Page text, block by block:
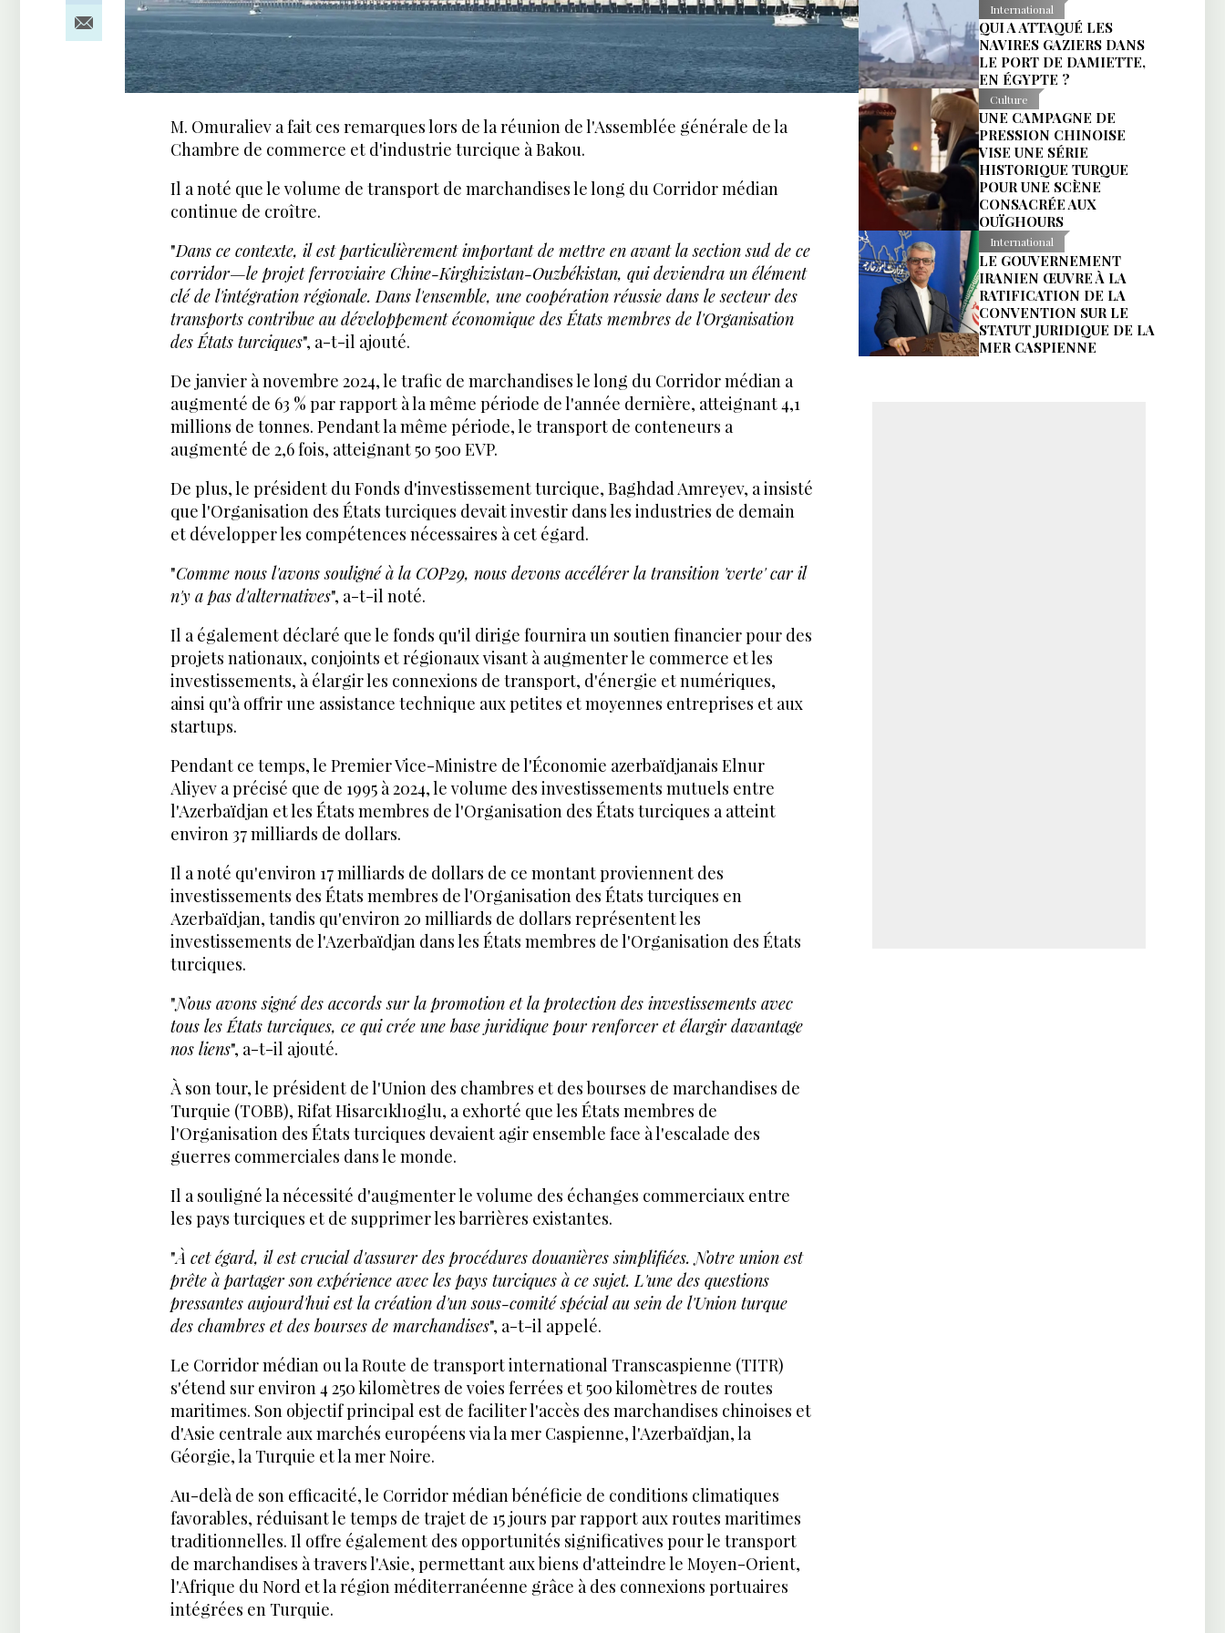
M. Omuraliev a fait ces remarques lors de la réunion de l'Assemblée générale de la
Chambre de commerce et d'industrie turcique à Bakou.
Il a noté que le volume de transport de marchandises le long du Corridor médian
continue de croître.
"Dans ce contexte, il est particulièrement important de mettre en avant la section sud de ce
corridor—le projet ferroviaire Chine-Kirghizistan-Ouzbékistan, qui deviendra un élément
clé de l'intégration régionale. Dans l'ensemble, une coopération réussie dans le secteur des
transports contribue au développement économique des États membres de l'Organisation
des États turciques", a-t-il ajouté.
De janvier à novembre 2024, le trafic de marchandises le long du Corridor médian a
augmenté de 63 % par rapport à la même période de l'année dernière, atteignant 4,1
millions de tonnes. Pendant la même période, le transport de conteneurs a
augmenté de 2,6 fois, atteignant 50 500 EVP.
De plus, le président du Fonds d'investissement turcique, Baghdad Amreyev, a insisté
que l'Organisation des États turciques devait investir dans les industries de demain
et développer les compétences nécessaires à cet égard.
"Comme nous l'avons souligné à la COP29, nous devons accélérer la transition 'verte' car il
n'y a pas d'alternatives", a-t-il noté.
Il a également déclaré que le fonds qu'il dirige fournira un soutien financier pour des
projets nationaux, conjoints et régionaux visant à augmenter le commerce et les
investissements, à élargir les connexions de transport, d'énergie et numériques,
ainsi qu'à offrir une assistance technique aux petites et moyennes entreprises et aux
startups.
Pendant ce temps, le Premier Vice-Ministre de l'Économie azerbaïdjanais Elnur
Aliyev a précisé que de 1995 à 2024, le volume des investissements mutuels entre
l'Azerbaïdjan et les États membres de l'Organisation des États turciques a atteint
environ 37 milliards de dollars.
Il a noté qu'environ 17 milliards de dollars de ce montant proviennent des
investissements des États membres de l'Organisation des États turciques en
Azerbaïdjan, tandis qu'environ 20 milliards de dollars représentent les
investissements de l'Azerbaïdjan dans les États membres de l'Organisation des États
turciques.
"Nous avons signé des accords sur la promotion et la protection des investissements avec
tous les États turciques, ce qui crée une base juridique pour renforcer et élargir davantage
nos liens", a-t-il ajouté.
À son tour, le président de l'Union des chambres et des bourses de marchandises de
Turquie (TOBB), Rifat Hisarcıklıoglu, a exhorté que les États membres de
l'Organisation des États turciques devaient agir ensemble face à l'escalade des
guerres commerciales dans le monde.
Il a souligné la nécessité d'augmenter le volume des échanges commerciaux entre
les pays turciques et de supprimer les barrières existantes.
"À cet égard, il est crucial d'assurer des procédures douanières simplifiées. Notre union est
prête à partager son expérience avec les pays turciques à ce sujet. L'une des questions
pressantes aujourd'hui est la création d'un sous-comité spécial au sein de l'Union turque
des chambres et des bourses de marchandises", a-t-il appelé.
Le Corridor médian ou la Route de transport international Transcaspienne (TITR)
s'étend sur environ 4 250 kilomètres de voies ferrées et 500 kilomètres de routes
maritimes. Son objectif principal est de faciliter l'accès des marchandises chinoises et
d'Asie centrale aux marchés européens via la mer Caspienne, l'Azerbaïdjan, la
Géorgie, la Turquie et la mer Noire.
Au-delà de son efficacité, le Corridor médian bénéficie de conditions climatiques
favorables, réduisant le temps de trajet de 15 jours par rapport aux routes maritimes
traditionnelles. Il offre également des opportunités significatives pour le transport
de marchandises à travers l'Asie, permettant aux biens d'atteindre le Moyen-Orient,
l'Afrique du Nord et la région méditerranéenne grâce à des connexions portuaires
intégrées en Turquie.